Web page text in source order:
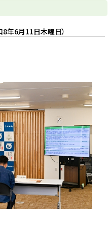
年6月11日木曜日）